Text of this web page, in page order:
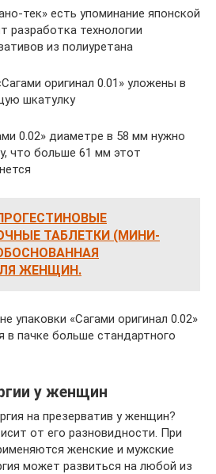
тек» есть упоминание японской
разработка технологии
из полиуретана
оригинал 0.01» уложены в
шкатулку
0.02» диаметре в 58 мм нужно
что больше 61 мм этот
ТАБЛЕТКИ (МИНИ-
ЖЕНЩИН.
упаковки «Сагами оригинал 0.02»
в пачке больше стандартного
у женщин
на презерватив у женщин?
от его разновидности. При
женские и мужские
может развиться на любой из